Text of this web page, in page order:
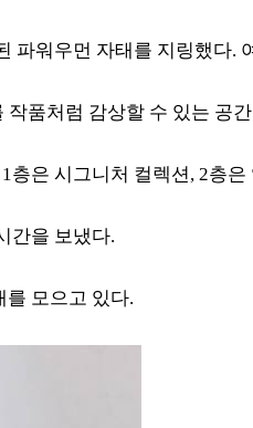
워우먼 자태를 지링했다.
품처럼 감상할 수 있는 공
은 시그니처 컬렉션, 2층
간을 보냈다.
모으고 있다.